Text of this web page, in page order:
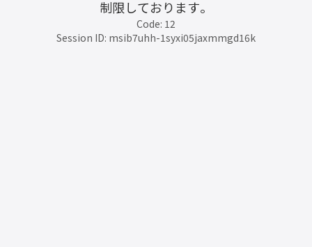
制限しております。
Code: 12
Session ID: msib7uhh-1syxi05jaxmmgd16k